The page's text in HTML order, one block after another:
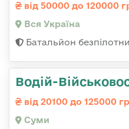
від 50000 до 120000
Вся Україна
Батальйон
Водій-
від 20100 до 125000
Суми